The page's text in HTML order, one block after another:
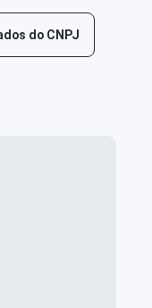
do CNPJ